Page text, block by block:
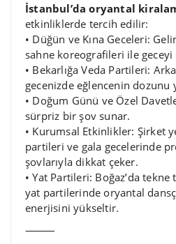
İstanbul’da oryantal
etkinliklerde tercih edilir:
• Düğün ve Kına Geceleri:
sahne koreografileri ile
• Bekarlığa Veda Partileri:
gecenizde eğlencenin dozunu
• Doğum Günü ve Özel
sürpriz bir şov sunar.
• Kurumsal Etkinlikler: Şirket
partileri ve gala gecelerinde
şovlarıyla dikkat çeker.
• Yat Partileri: Boğaz’da
yat partilerinde oryantal
enerjisini yükseltir.
⸻